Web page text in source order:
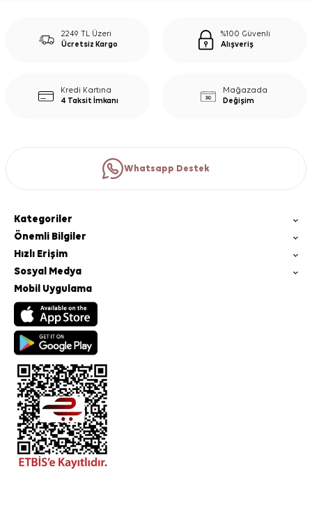
2249 TL Üzeri
Ücretsiz Kargo
%100 Güvenli
Alışveriş
Kredi Kartına
4 Taksit İmkanı
Mağazada
Değişim
Whatsapp Destek
Kategoriler
Önemli Bilgiler
Hızlı Erişim
Sosyal Medya
Mobil Uygulama